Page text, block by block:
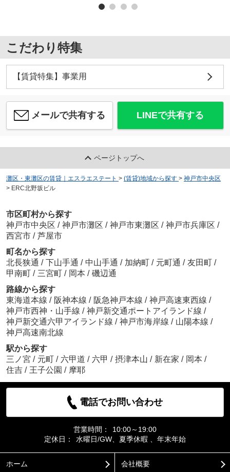
こだわり特集
【賃貸特集】事業用
メールで共有する LINEで共有する
ページトップへ
灘区・東灘区の賃貸｜エスラエステート > (賃貸)地域から探す > 神戸市中央区
> ERC北野坂ビル
市区町村から探す
神戸市中央区 / 神戸市灘区 / 神戸市東灘区 / 神戸市兵庫区 /
西宮市 / 芦屋市
町名から探す
北長狭通 / 下山手通 / 中山手通 / 加納町 / 元町通 / 友田町 /
甲南町 / 三宮町 / 岡本 / 磯辺通
路線から探す
東海道本線 / 阪神本線 / 阪急神戸本線 / 神戸高速東西線 /
神戸市西神・山手線 / 神戸新交通ポートアイランド線 /
神戸新交通六甲アイランド線 / 神戸市海岸線 / 山陽本線 /
神戸高速南北線
駅から探す
三ノ宮 / 元町 / 六甲道 / 六甲 / 摂津本山 / 新在家 / 岡本 /
住吉 / 王子公園 / 摩耶
電話でお問い合わせ
営業時間：
10:00～19:00
定休日：
水曜日/GW、夏季休暇 、年末年始
ホーム 会社概要